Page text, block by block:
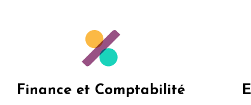
Finance et Comptabilité